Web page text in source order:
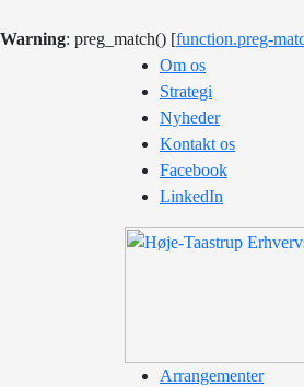
Warning: preg_match() [function.preg-
Om os
Strategi
Nyheder
Kontakt os
Facebook
LinkedIn
Arrangementer